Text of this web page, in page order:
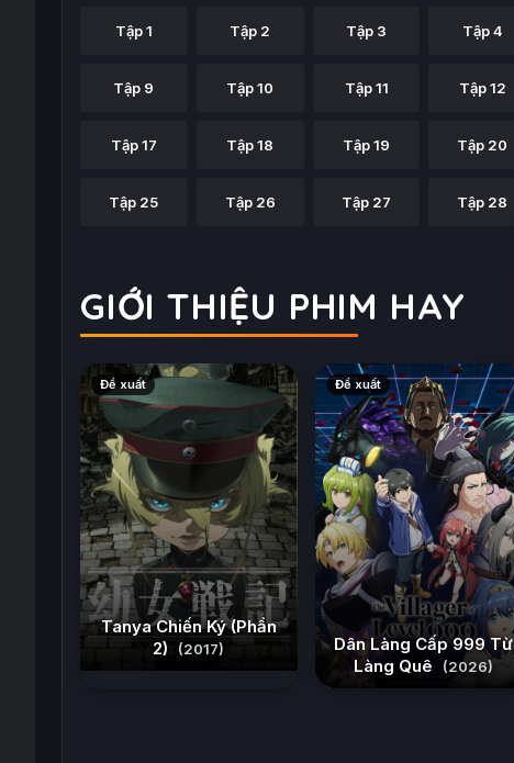
Tập 1 Tập 2 Tập 3 Tập 4
Tập 9 Tập 10 Tập 11 Tập 12
Tập 17 Tập 18 Tập 19 Tập 20
Tập 25 Tập 26 Tập 27 Tập 28
GIỚI THIỆU PHIM HAY
Đề xuất
Tanya Chiến Ký (Phần
2)
(2017)
Đề xuất
Dân Làng Cấp 999 Từ
Làng Quê
(2026)